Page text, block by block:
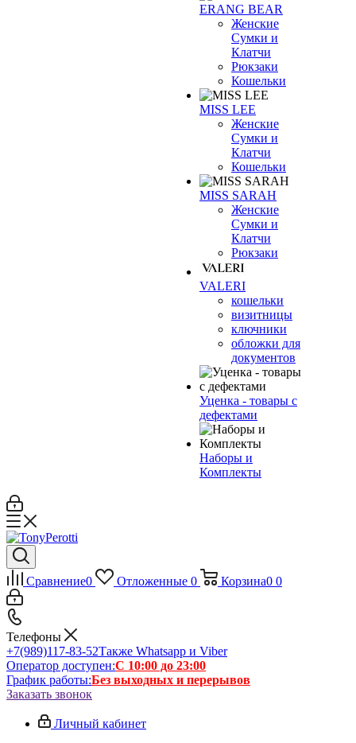
ERANG BEAR
Женские
Сумки и
Клатчи
Рюкзаки
Кошельки
MISS LEE
Женские
Сумки и
Клатчи
Кошельки
MISS SARAH
Женские
Сумки и
Клатчи
Рюкзаки
VALERI
кошельки
визитницы
ключники
обложки для
документов
Уценка - товары с
дефектами
Наборы и
Комплекты
Сравнение0 Отложенные 0 Корзина0 0
Телефоны
+7(989)117-83-52Также Whatsapp и Viber
Оператор доступен:С 10:00 до 23:00
График работы:Без выходных и перерывов
Заказать звонок
Личный кабинет